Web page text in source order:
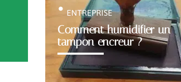
Comment humidifier un
tampon encreur ?
ENTREPRISE